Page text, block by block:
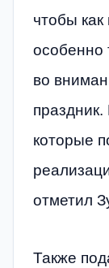
чтобы
особенно
во
праздник.
которые
отметил
Также